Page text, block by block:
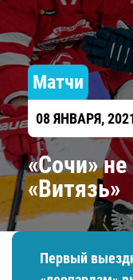
Матчи
08 ЯНВАРЯ,
«Сочи»
«Витязь»
Первый